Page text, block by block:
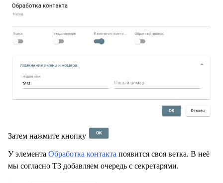
Затем нажмите кнопку
У элемента Обработка контакта появится своя ветка. В неё
мы согласно ТЗ добавляем очередь с секретарями.